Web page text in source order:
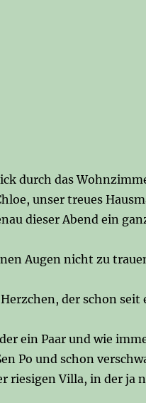
durch das
unser treues
dieser Abend ein
Augen nicht zu
der schon
ein Paar und wie
Po und schon
riesigen Villa, in der ja